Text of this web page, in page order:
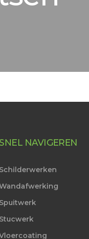
SNEL NAVIGEREN
Schilderwerken
Spuitwerk
Stucwerk